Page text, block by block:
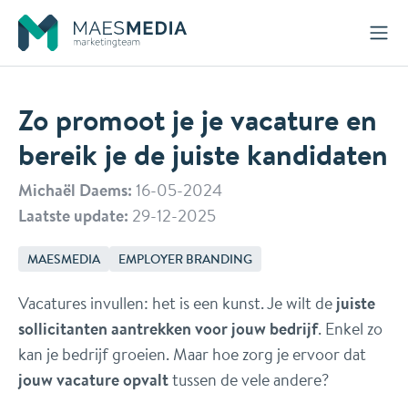
Naar inhoud
Zo promoot je je vacature en
bereik je de juiste kandidaten
Michaël Daems:16-05-2024
Laatste update: 29-12-2025
MAESMEDIA EMPLOYER BRANDING
Vacatures invullen: het is een kunst. Je wilt dejuiste
sollicitanten aantrekken voor jouw bedrijf. Enkel zo
kan je bedrijf groeien. Maar hoe zorg je ervoor dat
jouw vacature opvalttussen de vele andere?